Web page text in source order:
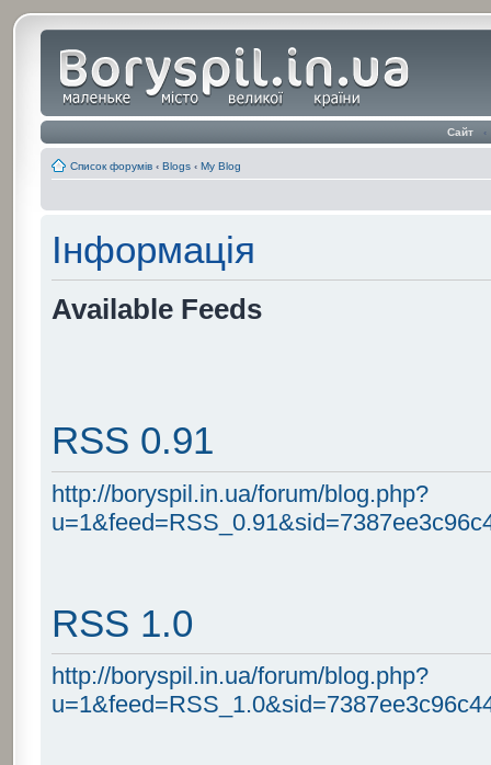
Сайт ‹
Список форумів ‹ Blogs ‹ My Blog
Інформація
Available Feeds
RSS 0.91
http://boryspil.in.ua/forum/blog.php?
RSS 1.0
http://boryspil.in.ua/forum/blog.php?